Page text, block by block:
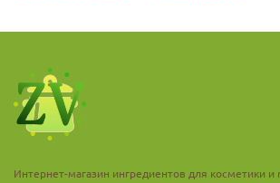
Интернет-магазин ингредиентов для косметики